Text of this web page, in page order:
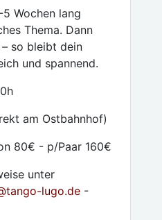
Wochen lang
Thema. Dann
so bleibt dein
und spannend.
am Ostbahnhof)
80€ - p/Paar 160€
unter
lugo.de -